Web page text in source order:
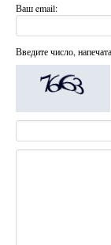
Ваш email:
Введите число,